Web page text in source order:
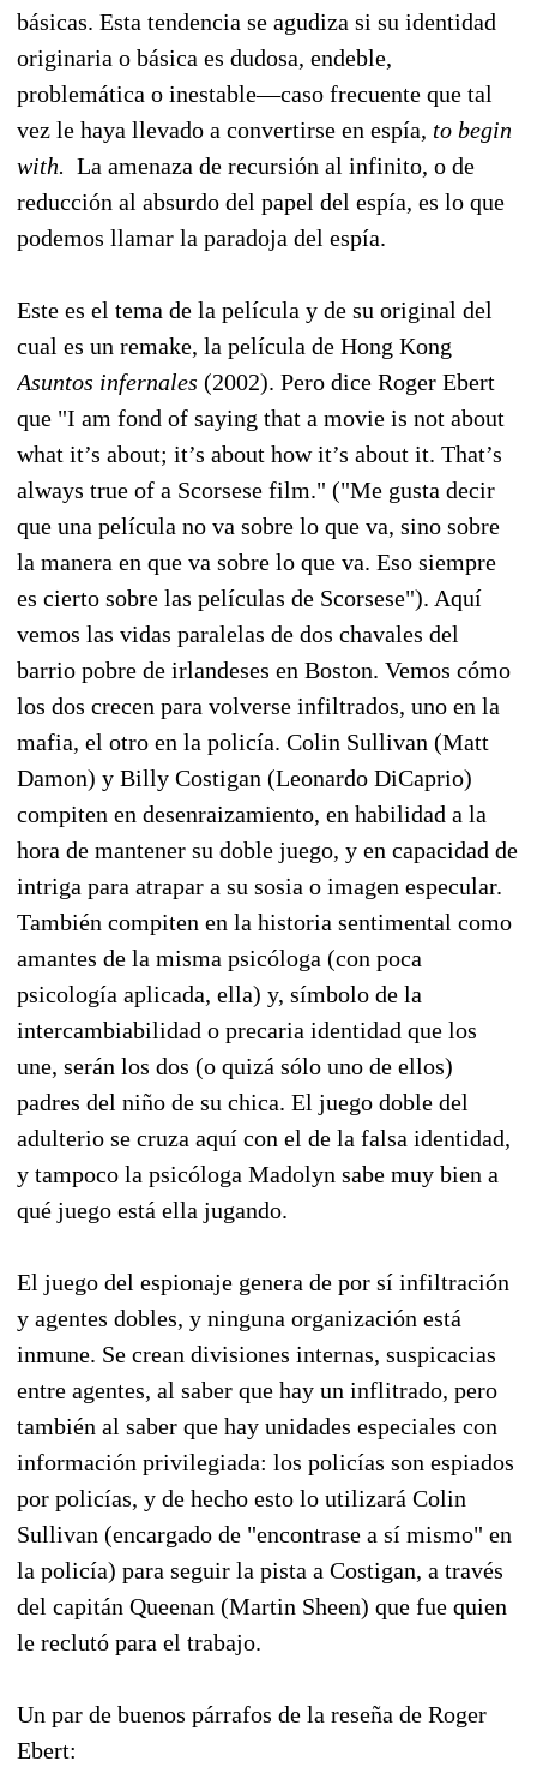
básicas. Esta tendencia se agudiza si su identidad
originaria o básica es dudosa, endeble,
problemática o inestable—caso frecuente que tal
vez le haya llevado a convertirse en espía, to begin
with. La amenaza de recursión al infinito, o de
reducción al absurdo del papel del espía, es lo que
podemos llamar la paradoja del espía.
Este es el tema de la película y de su original del
cual es un remake, la película de Hong Kong
Asuntos infernales (2002). Pero dice Roger Ebert
que "I am fond of saying that a movie is not about
what it’s about; it’s about how it’s about it. That’s
always true of a Scorsese film." ("Me gusta decir
que una película no va sobre lo que va, sino sobre
la manera en que va sobre lo que va. Eso siempre
es cierto sobre las películas de Scorsese"). Aquí
vemos las vidas paralelas de dos chavales del
barrio pobre de irlandeses en Boston. Vemos cómo
los dos crecen para volverse infiltrados, uno en la
mafia, el otro en la policía. Colin Sullivan (Matt
Damon) y Billy Costigan (Leonardo DiCaprio)
compiten en desenraizamiento, en habilidad a la
hora de mantener su doble juego, y en capacidad de
intriga para atrapar a su sosia o imagen especular.
También compiten en la historia sentimental como
amantes de la misma psicóloga (con poca
psicología aplicada, ella) y, símbolo de la
intercambiabilidad o precaria identidad que los
une, serán los dos (o quizá sólo uno de ellos)
padres del niño de su chica. El juego doble del
adulterio se cruza aquí con el de la falsa identidad,
y tampoco la psicóloga Madolyn sabe muy bien a
qué juego está ella jugando.
El juego del espionaje genera de por sí infiltración
y agentes dobles, y ninguna organización está
inmune. Se crean divisiones internas, suspicacias
entre agentes, al saber que hay un inflitrado, pero
también al saber que hay unidades especiales con
información privilegiada: los policías son espiados
por policías, y de hecho esto lo utilizará Colin
Sullivan (encargado de "encontrase a sí mismo" en
la policía) para seguir la pista a Costigan, a través
del capitán Queenan (Martin Sheen) que fue quien
le reclutó para el trabajo.
Un par de buenos párrafos de la reseña de Roger
Ebert: